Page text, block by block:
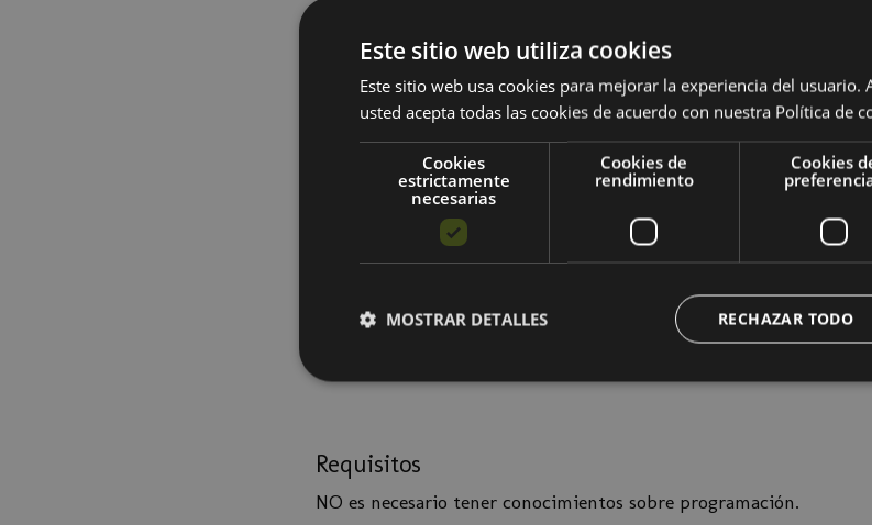
Personal técnico del entorno IIOT, IOT o Marketing digital.
Programa
Introducción a Node Red, conceptos básicos y alternativas
Posibles despliegues de un entorno Node Red
Flujos básicos y Nodos integrados
Uso de Nodos de terceros o personalizados
Integración con servicios externos y bases de datos
Integración de Node Red con Chat GPT
Diseño y desarrollo de cuadros de mandos e interfaces
Requisitos
NO es necesario tener conocimientos sobre programación.
Este sitio web utiliza cookies
Este sitio web usa cookies para mejorar la experiencia del
usted acepta todas las cookies de acuerdo con nuestra Política de
Cookies
estrictamente
necesarias
Cookies de
rendimiento
Cookies
RECHAZAR TODO
MOSTRAR DETALLES